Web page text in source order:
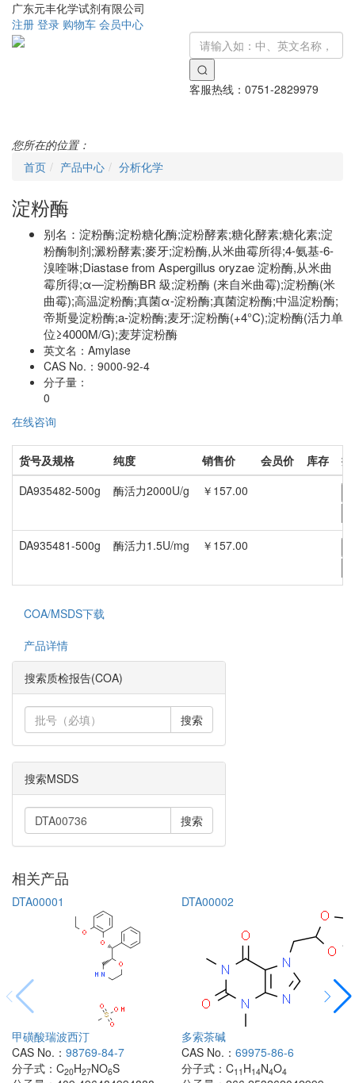
广东元丰化学试剂有限公司
注册 登录 购物车 会员中心
客服热线： 0751-2829979
您所在的位置：
首页
产品中心 分析化学
淀粉酶
别名： 淀粉酶;淀粉糖化酶;淀粉酵素;糖化酵素;糖化素;淀
粉酶制剂;澱粉酵素;麥牙;淀粉酶,从米曲霉所得;4-氨基-6-
溴喹啉;Diastase from Aspergillus oryzae 淀粉酶,从米曲
霉所得;α—淀粉酶BR 級;淀粉酶 (来自米曲霉);淀粉酶(米
曲霉);高温淀粉酶;真菌α-淀粉酶;真菌淀粉酶;中温淀粉酶;
帝斯曼淀粉酶;a-淀粉酶;麦牙;淀粉酶(+4°C);淀粉酶(活力单
位≥4000Μ/G);麦芽淀粉酶
英文名： Amylase
CAS No.： 9000-92-4
分子量：
0
在线咨询
货号及规格 纯度 销售价 会员价 库存
DA935482-500g
酶活力2000U/g ￥157.00
DA935481-500g 酶活力1.5U/mg ￥157.00
COA/MSDS下载
产品详情
搜索质检报告(COA)
搜索
搜索MSDS
搜索
相关产品
DTA00001
甲磺酸瑞波西汀
CAS No.： 98769-84-7
分子式： C20H27NO6S
DTA00002
多索茶碱
CAS No.： 69975-86-6
分子式： C11 H14N4O4